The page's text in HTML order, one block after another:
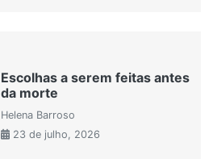
Escolhas a serem feitas antes
da morte
Helena Barroso
23 de julho, 2026